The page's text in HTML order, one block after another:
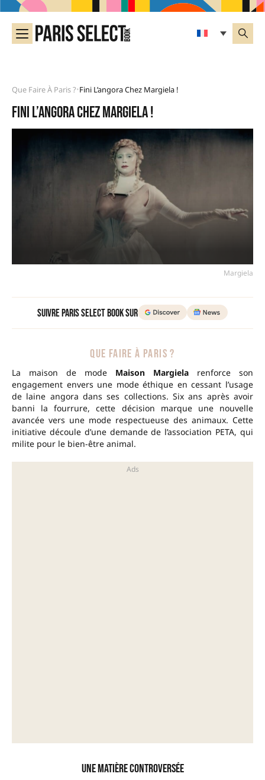
Que Faire À Paris ?•Fini L’angora Chez Margiela !
Fini l’angora chez Margiela !
Margiela
Suivre Paris Select Book sur
QUE FAIRE À PARIS ?
La maison de mode Maison Margiela renforce son
engagement envers une mode éthique en cessant l’usage
de laine angora dans ses collections. Six ans après avoir
banni la fourrure, cette décision marque une nouvelle
avancée vers une mode respectueuse des animaux. Cette
initiative découle d’une demande de l’association PETA, qui
milite pour le bien-être animal.
Une matière controversée